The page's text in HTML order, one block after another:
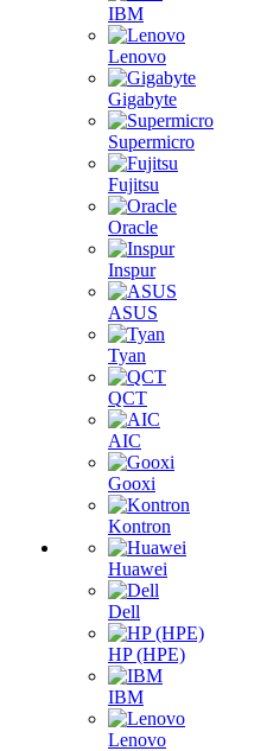
IBM
Lenovo
Gigabyte
Supermicro
Fujitsu
Oracle
Inspur
ASUS
Tyan
QCT
AIC
Gooxi
Kontron
Huawei
Dell
HP (HPE)
IBM
Lenovo